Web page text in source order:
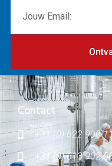
Contact
+31 (0) 622 900
+31 (0) 613 902